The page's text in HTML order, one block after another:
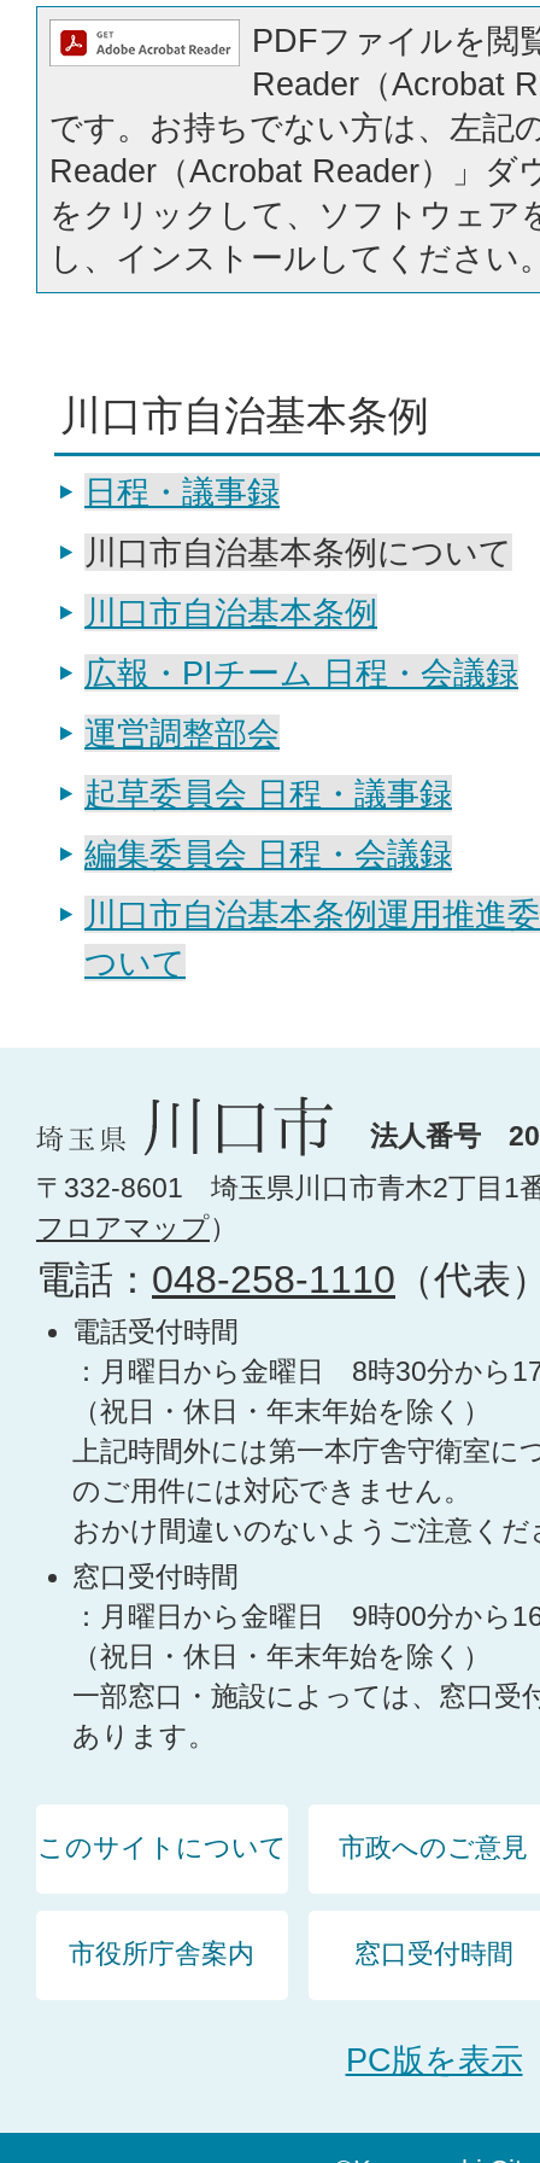
PDFファイルを閲
Reader（Acrobat
です。お持ちでない方は、左記
Reader（Acrobat Reader）」ダ
をクリックして、ソフトウェア
し、インストールしてください
川口市自治基本条例
日程・議事録
川口市自治基本条例について
川口市自治基本条例
広報・PIチーム 日程・会議録
運営調整部会
起草委員会 日程・議事録
編集委員会 日程・会議録
川口市自治基本条例運用推進
ついて
法人番号
〒332-8601 埼玉県川口市青木2丁目1
フロアマップ）
電話： 048-258-1110 （代表
電話受付時間
：月曜日から金曜日 8時30分から
（祝日・休日・年末年始を除く）
上記時間外には第一本庁舎守衛室に
のご用件には対応できません。
おかけ間違いのないようご注意くだ
窓口受付時間
：月曜日から金曜日 9時00分から
（祝日・休日・年末年始を除く）
一部窓口・施設によっては、窓口受
あります。
このサイトについて 市政へのご意見
市役所庁舎案内 窓口受付時間
PC版を表示